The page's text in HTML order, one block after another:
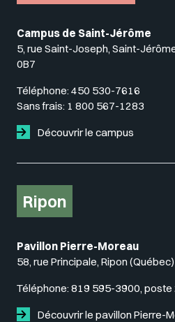
Campus de Saint-Jérôme
5, rue Saint-Joseph, Saint-
0B7
Téléphone: 450 530-7616
Sans frais: 1 800 567-1283
Découvrir le campus
Ripon
Pavillon Pierre-Moreau
58, rue Principale, Ripon
Téléphone: 819 595-3900, poste
Découvrir le pavillon Pierre-